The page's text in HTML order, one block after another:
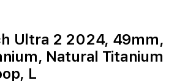
Ultra 2 2024, 49mm,
Natural Titanium
L